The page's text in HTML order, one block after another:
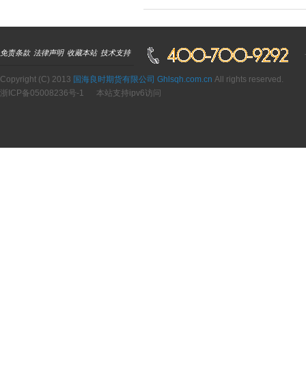
免责条款 法律声明 收藏本站 技术支持
Copyright (C) 2013 国海良时期货有限公司 Ghlsqh.com.cn All rights reserved.
浙ICP备05008236号-1 本站支持ipv6访问